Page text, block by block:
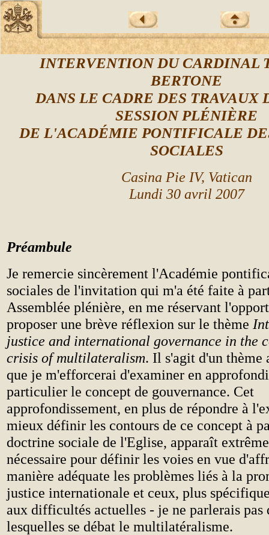
INTERVENTION DU CARDINAL
BERTONE
DANS LE CADRE DES TRAVAUX
SESSION PLÉNIÈRE
DE L'ACADÉMIE PONTIFICALE
SOCIALES
Casina Pie IV, Vatican
Lundi 30 avril 2007
Préambule
Je remercie sincèrement l'Académie
sociales de l'invitation qui m'a été faite à
Assemblée plénière, en me réservant
proposer une brève réflexion sur le thème
justice and international governance in the
crisis of multilateralism. Il s'agit d'un thème
que je m'efforcerai d'examiner en
particulier le concept de gouvernance. Cet
approfondissement, en plus de répondre à
mieux définir les contours de ce concept à
doctrine sociale de l'Eglise, apparaît
nécessaire pour définir les voies en vue
manière adéquate les problèmes liés à la
justice internationale et ceux, plus
aux difficultés actuelles - je ne parlerais pas
lesquelles se débat le multilatéralisme.